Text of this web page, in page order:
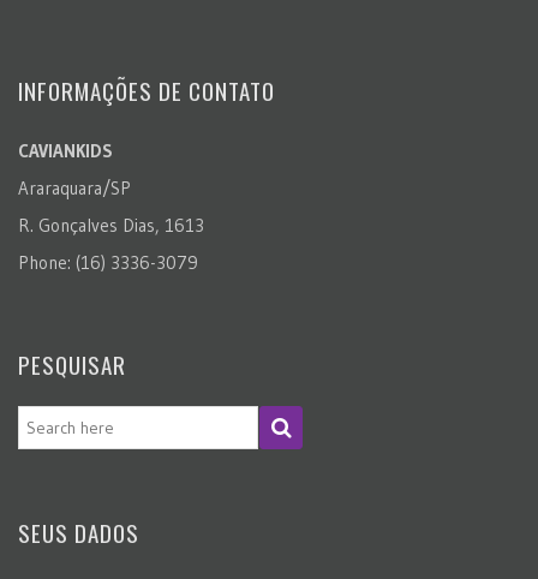
INFORMAÇÕES DE CONTATO
CAVIANKIDS
Araraquara/SP
R. Gonçalves Dias, 1613
Phone: (16) 3336-3079
PESQUISAR
SEUS DADOS